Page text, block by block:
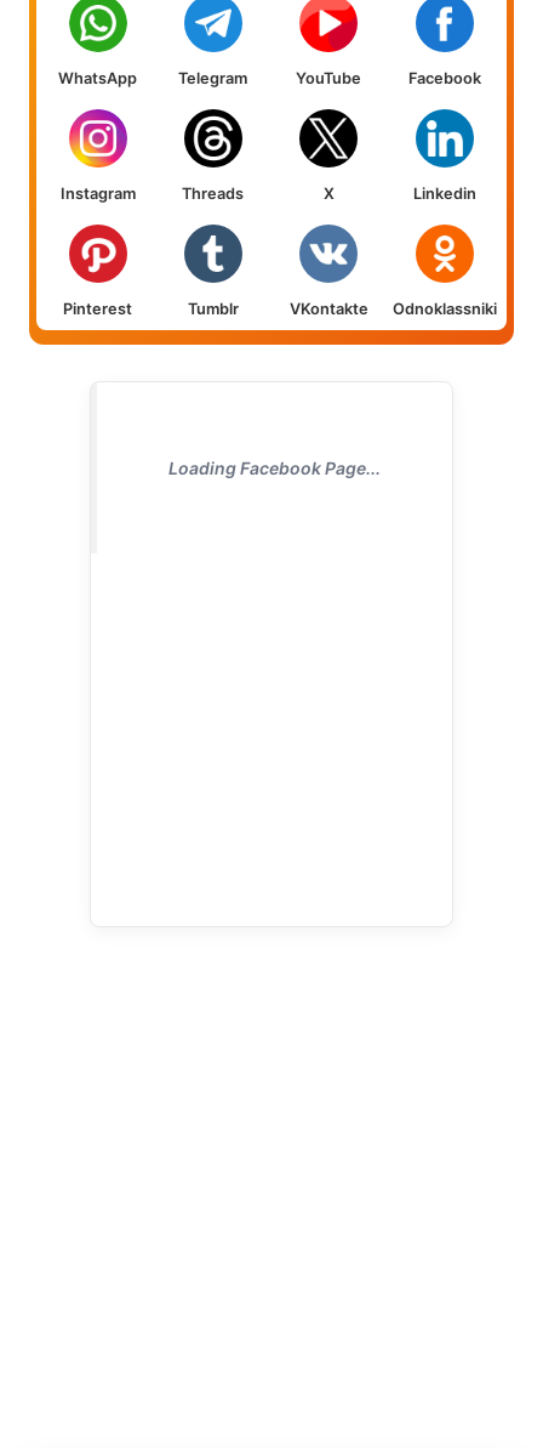
WhatsApp Telegram YouTube Facebook
Instagram Threads X Linkedin
Pinterest Tumblr VKontakte Odnoklassniki
Loading Facebook Page...